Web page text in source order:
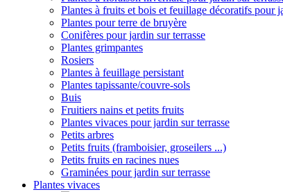
Plantes à fruits et bois et feuillage décoratifs pour
Plantes pour terre de bruyère
Conifères pour jardin sur terrasse
Plantes grimpantes
Rosiers
Plantes à feuillage persistant
Plantes tapissante/couvre-sols
Buis
Fruitiers nains et petits fruits
Plantes vivaces pour jardin sur terrasse
Petits arbres
Petits fruits (framboisier, groseilers ...)
Petits fruits en racines nues
Graminées pour jardin sur terrasse
Plantes vivaces